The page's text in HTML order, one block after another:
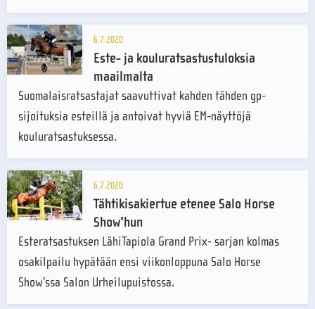
6.7.2020
Este- ja kouluratsastustuloksia
maailmalta
Suomalaisratsastajat saavuttivat kahden tähden gp-
sijoituksia esteillä ja antoivat hyviä EM-näyttöjä
kouluratsastuksessa.
6.7.2020
Tähtikisakiertue etenee Salo Horse
Show'hun
Esteratsastuksen LähiTapiola Grand Prix- sarjan kolmas
osakilpailu hypätään ensi viikonloppuna Salo Horse
Show’ssa Salon Urheilupuistossa.